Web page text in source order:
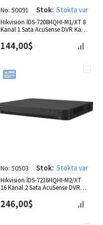
No: 50091 Stok: Stokta var
Hikvision İDS-7208HQHI-M1/XT 8
Kanal 1 Sata AcuSense DVR Kayıt
144,00$
No: 50503 Stok: Stokta var
Hikvision İDS-7216HQHI-M2/XT
16 Kanal 2 Sata AcuSense DVR
246,00$